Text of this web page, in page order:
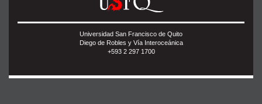
Universidad San Francisco de Quito
Diego de Robles y Vía Interoceánica
+593 2 297 1700